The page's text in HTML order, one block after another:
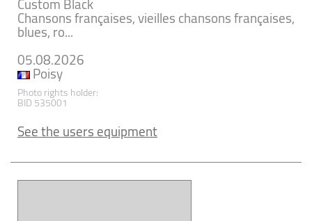
Chansons françaises, vieilles chansons françaises,
blues, ro...
05.08.2026
Poisy
Photo rights holder:
BID 535001
See the users equipment